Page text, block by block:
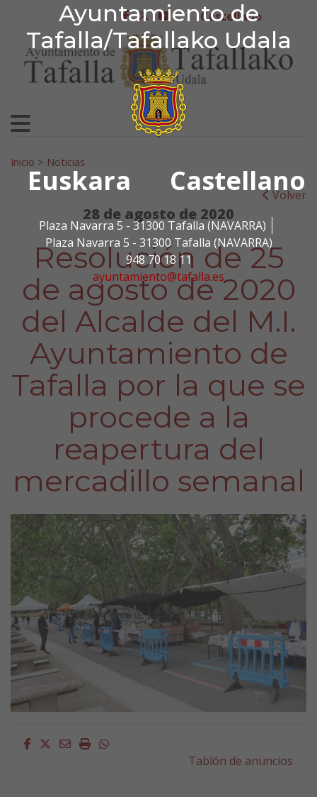
Ayuntamiento de
Tafalla/Tafallako Udala
Euskara Castellano
Plaza Navarra 5 - 31300 Tafalla (NAVARRA)
Plaza Navarra 5 - 31300 Tafalla (NAVARRA)
948 70 18 11
ayuntamiento@tafalla.es
Ir al contenido
Ayuntamiento de
facebook
twitter
youtubeCastellano
Search for:
Inicio > Noticias
Volver
28 de agosto de 2020
Resolución de 25
de agosto de 2020
del Alcalde del M.I.
Ayuntamiento de
Tafalla por la que se
procede a la
reapertura del
mercadillo semanal
Facebook
Twitter
EmailImprimirWhatsapp
Tablón de anuncios